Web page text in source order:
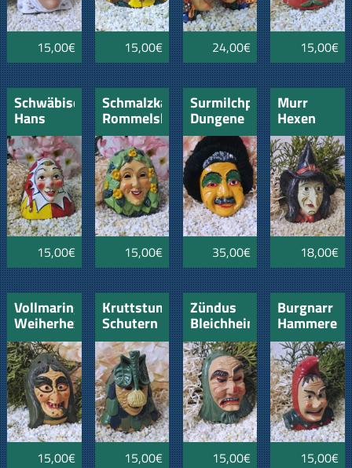
15,00€ 15,00€ 24,00€ 15,00€
Schwäbischer
Hans
Wurst
15,00€
Schmalzkachel
Rommelsbach
15,00€
Surmilchplumber
Dungene
Neuried
35,00€
Murr
Hexen
18,00€
Vollmaringen
Weiherhexen
15,00€
Kruttstumpe
Schutern
15,00€
Zündus
Bleichheim
15,00€
Burgnarr
15,00€